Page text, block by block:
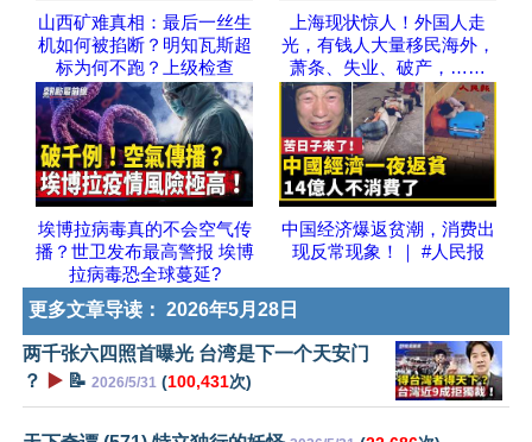
山西矿难真相：最后一丝生
机如何被掐断？明知瓦斯超
标为何不跑？上级检查
上海现状惊人！外国人走
光，有钱人大量移民海外，
萧条、失业、破产，……
埃博拉病毒真的不会空气传
播？世卫发布最高警报 埃博
拉病毒恐全球蔓延?
中国经济爆返贫潮，消费出
现反常现象！｜ #人民报
更多文章导读： 2026年5月28日
两千张六四照首曝光 台湾是下一个天安门
？
▶️ 📝 2026/5/31 (100,431次)